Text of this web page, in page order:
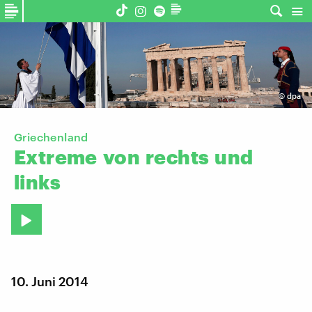
©dpa
Griechenland
Extreme von rechts und
links
10. Juni 2014